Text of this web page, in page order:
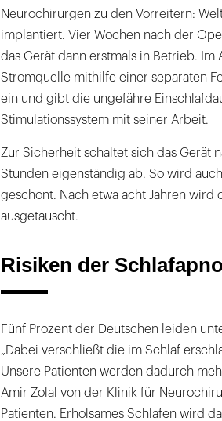
Neurochirurgen zu den Vorreitern:
implantiert. Vier Wochen nach der
das Gerät dann erstmals in Betrieb.
Stromquelle mithilfe einer separaten
ein und gibt die ungefähre
Stimulationssystem mit seiner Arbeit.
Zur Sicherheit schaltet sich das Gerät
Stunden eigenständig ab. So wird
geschont. Nach etwa acht Jahren wird
ausgetauscht.
Risiken der
Fünf Prozent der Deutschen leiden
„Dabei verschließt die im Schlaf
Unsere Patienten werden dadurch
Amir Zolal von der Klinik für
Patienten. Erholsames Schlafen wird